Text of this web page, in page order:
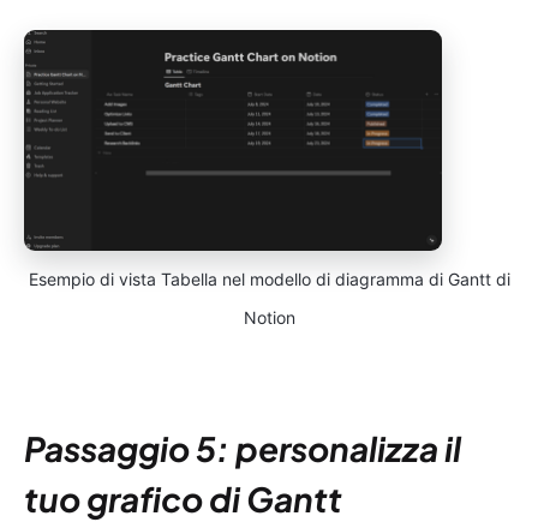
Esempio di vista Tabella nel modello di diagramma di Gantt di
Notion
Passaggio 5: personalizza il
tuo grafico di Gantt